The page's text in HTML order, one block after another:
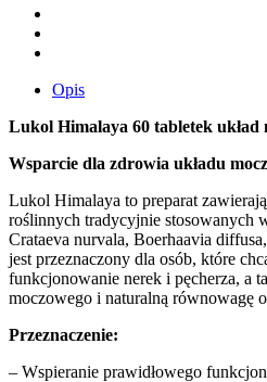
Opis
Lukol Himalaya 60 tabletek układ
Wsparcie dla zdrowia układu
Lukol Himalaya to preparat
roślinnych tradycyjnie stosowanych
Crataeva nurvala, Boerhaavia
jest przeznaczony dla osób, które
funkcjonowanie nerek i pęcherza, a
moczowego i naturalną równowagę
Przeznaczenie:
– Wspieranie prawidłowego